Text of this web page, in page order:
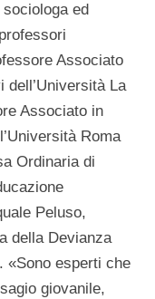
ed
Associato
dell’Università La
Associato in
Roma
Ordinaria di
Peluso,
della Devianza
«Sono esperti che
giovanile,